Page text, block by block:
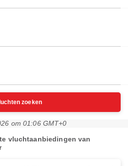
zoeken
om 01:06 GMT+0
vluchtaanbiedingen van